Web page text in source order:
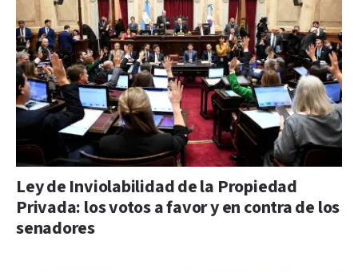
Ley de Inviolabilidad de la Propiedad
Privada: los votos a favor y en contra de los
senadores